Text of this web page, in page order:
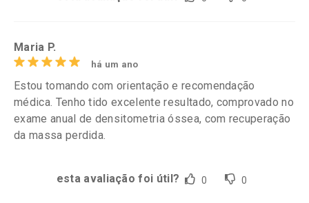
Maria P.
há um ano
Estou tomando com orientação e recomendação
médica. Tenho tido excelente resultado, comprovado no
exame anual de densitometria óssea, com recuperação
da massa perdida.
esta avaliação foi útil? 0 0